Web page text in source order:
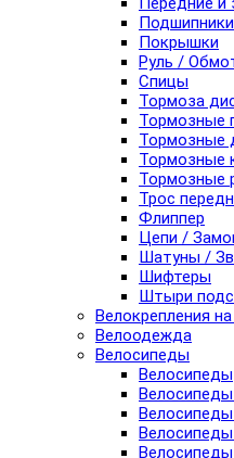
Подшипники
Покрышки
Руль /
Спицы
Тормоза
Тормозные
Тормозные
Тормозные
Тормозные
Трос
Флиппер
Цепи /
Шатуны /
Шифтеры
Штыри
Велокрепления
Велоодежда
Велосипеды
Велосипеды
Велосипеды